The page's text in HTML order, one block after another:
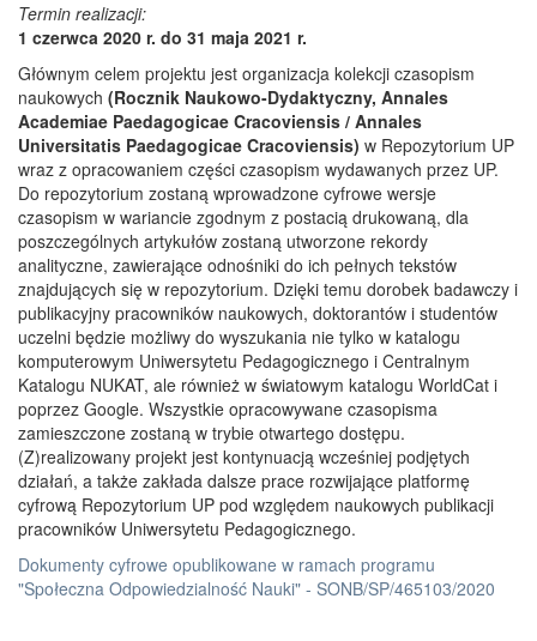
Termin realizacji:
1 czerwca 2020 r. do 31 maja 2021 r.
Głównym celem projektu jest organizacja kolekcji czasopism
naukowych (Rocznik Naukowo-Dydaktyczny, Annales
Academiae Paedagogicae Cracoviensis / Annales
Universitatis Paedagogicae Cracoviensis) w Repozytorium UP
wraz z opracowaniem części czasopism wydawanych przez UP.
Do repozytorium zostaną wprowadzone cyfrowe wersje
czasopism w wariancie zgodnym z postacią drukowaną, dla
poszczególnych artykułów zostaną utworzone rekordy
analityczne, zawierające odnośniki do ich pełnych tekstów
znajdujących się w repozytorium. Dzięki temu dorobek badawczy i
publikacyjny pracowników naukowych, doktorantów i studentów
uczelni będzie możliwy do wyszukania nie tylko w katalogu
komputerowym Uniwersytetu Pedagogicznego i Centralnym
Katalogu NUKAT, ale również w światowym katalogu WorldCat i
poprzez Google. Wszystkie opracowywane czasopisma
zamieszczone zostaną w trybie otwartego dostępu.
(Z)realizowany projekt jest kontynuacją wcześniej podjętych
działań, a także zakłada dalsze prace rozwijające platformę
cyfrową Repozytorium UP pod względem naukowych publikacji
pracowników Uniwersytetu Pedagogicznego.
Dokumenty cyfrowe opublikowane w ramach programu
"Społeczna Odpowiedzialność Nauki" - SONB/SP/465103/2020